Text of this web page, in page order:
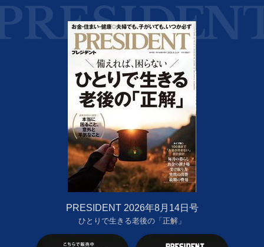
PRESIDENT 2026年8月14日号
ひとりで生きる老後の「正解」